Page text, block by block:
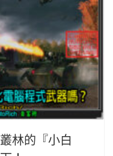
林的『小白